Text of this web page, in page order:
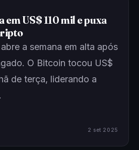
em US$ 110 mil e puxa
a semana em alta após
O Bitcoin tocou US$
de terça, liderando a
2 set 2025